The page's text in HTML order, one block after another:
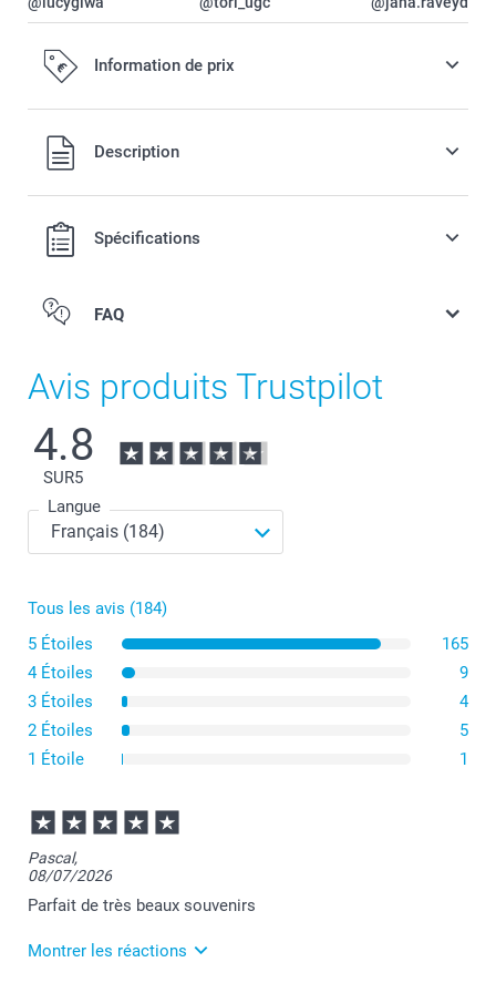
Information de prix
Tous les prix sont en EURO (€), TVA incluse et hors frais de
port.
Description
Spécifications
FAQ
Avis produits Trustpilot
4.8
SUR5
Langue
Tous les avis (184)
5 Étoiles
165
4 Étoiles
9
3 Étoiles
4
2 Étoiles
5
1 Étoile
1
Pascal,
08/07/2026
Parfait de très beaux souvenirs
Montrer les réactions